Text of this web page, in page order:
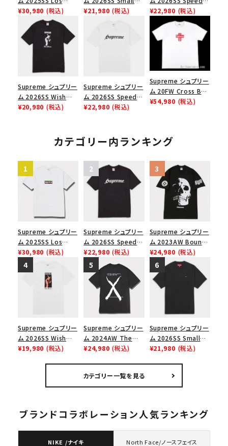
Angeles Fire Relief
Box Logo Tee ファ
イヤーリリーフボック
スロゴTシャツ ホワ
¥30,980 (税込)
Box Tee スモールボ
¥21,980 (税込)
Tee スピードTシャツ
ブラック
¥22,980 (税込)
Supreme シュプリー
ム 2026SS Wish
Tee ウィッシュTシ
¥20,980 (税込)
Supreme シュプリー
ム 2026SS Speed
Tee スピードTシャツ
¥22,980 (税込)
Supreme シュプリー
ム 20FW Cross Box
Logo Tee クロスボ
¥54,980 (税込)
カテゴリー内ランキング
Supreme シュプリー
ム 2025SS Los
Angeles Fire Relief
Box Logo Tee ファ
イヤーリリーフボック
スロゴTシャツ ホワ
¥30,980 (税込)
Supreme シュプリー
ム 2026SS Speed
Tee スピードTシャツ
ブラック
¥22,980 (税込)
Supreme シュプリー
ム 2023AW Bounty
Hunter Skulls Tee
バウンティハンタース
カルズTシャツ ブラッ
ク 黒
¥24,980 (税込)
Supreme シュプリー
ム 2026SS Wish
Tee ウィッシュTシ
¥19,980 (税込)
Supreme シュプリー
ム 2024AW The
North Face S/S
トップTシャツ ブラッ
ク 黒
¥24,980 (税込)
Supreme シュプリー
ム 2026SS Small
Box Tee スモールボ
¥21,980 (税込)
カテゴリー一覧を見る
ブランドコラボレーション人気ランキング
NIKE /ナイキ North Face/ノースフェイス